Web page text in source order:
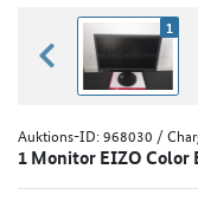
zurück blättern
1
Auktions-ID:968030 /
1 Monitor EIZO Color